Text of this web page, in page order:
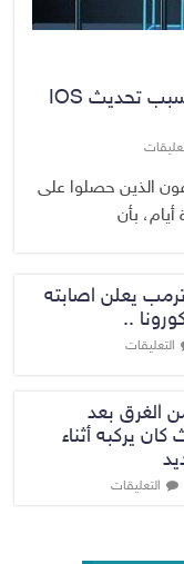
مشكلات خطيرة فى هواتف آيفون بسبب تحديث IOS
الذين حصلوا على
يعلن اصابته
..
التعليقات
الغرق بعد
يركبه أثناء
التعليقات